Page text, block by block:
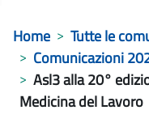
Home
Tutte le
Comunicazioni
Asl3 alla 20°
Medicina del Lavoro